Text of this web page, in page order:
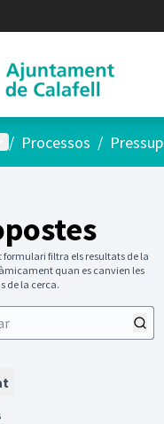
principal
/ Processos /
formulari filtra els resultats de la
quan es canvien les
de la cerca.